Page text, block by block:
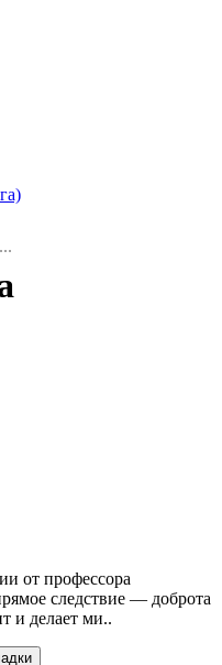
от профессора
следствие — доброта
и делает ми..